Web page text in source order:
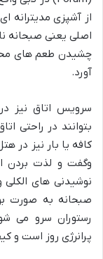
از آشپزی مدیترانه
اصلی یعنی صبحانه
چشیدن طعم های
آورد.
سرویس اتاق نیز
بتوانند در راحتی
کافه یا بار نیز در
وگفت و لذت بردن
نوشیدنی های الکلی
رستوران سرو می
پرانرژی روز است و